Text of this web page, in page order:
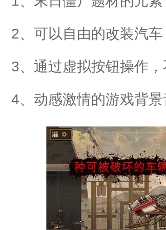
2、可以自由的改装汽
3、通过虚拟按钮操作
4、动感激情的游戏背